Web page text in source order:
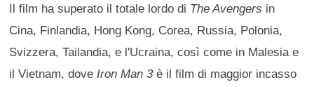
Il film ha superato il totale lordo di The Avengers in
Cina, Finlandia, Hong Kong, Corea, Russia, Polonia,
Svizzera, Tailandia, e l'Ucraina, così come in Malesia e
il Vietnam, dove Iron Man 3è il film di maggior incasso